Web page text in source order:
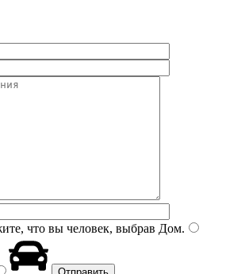
что вы человек, выбрав Дом.